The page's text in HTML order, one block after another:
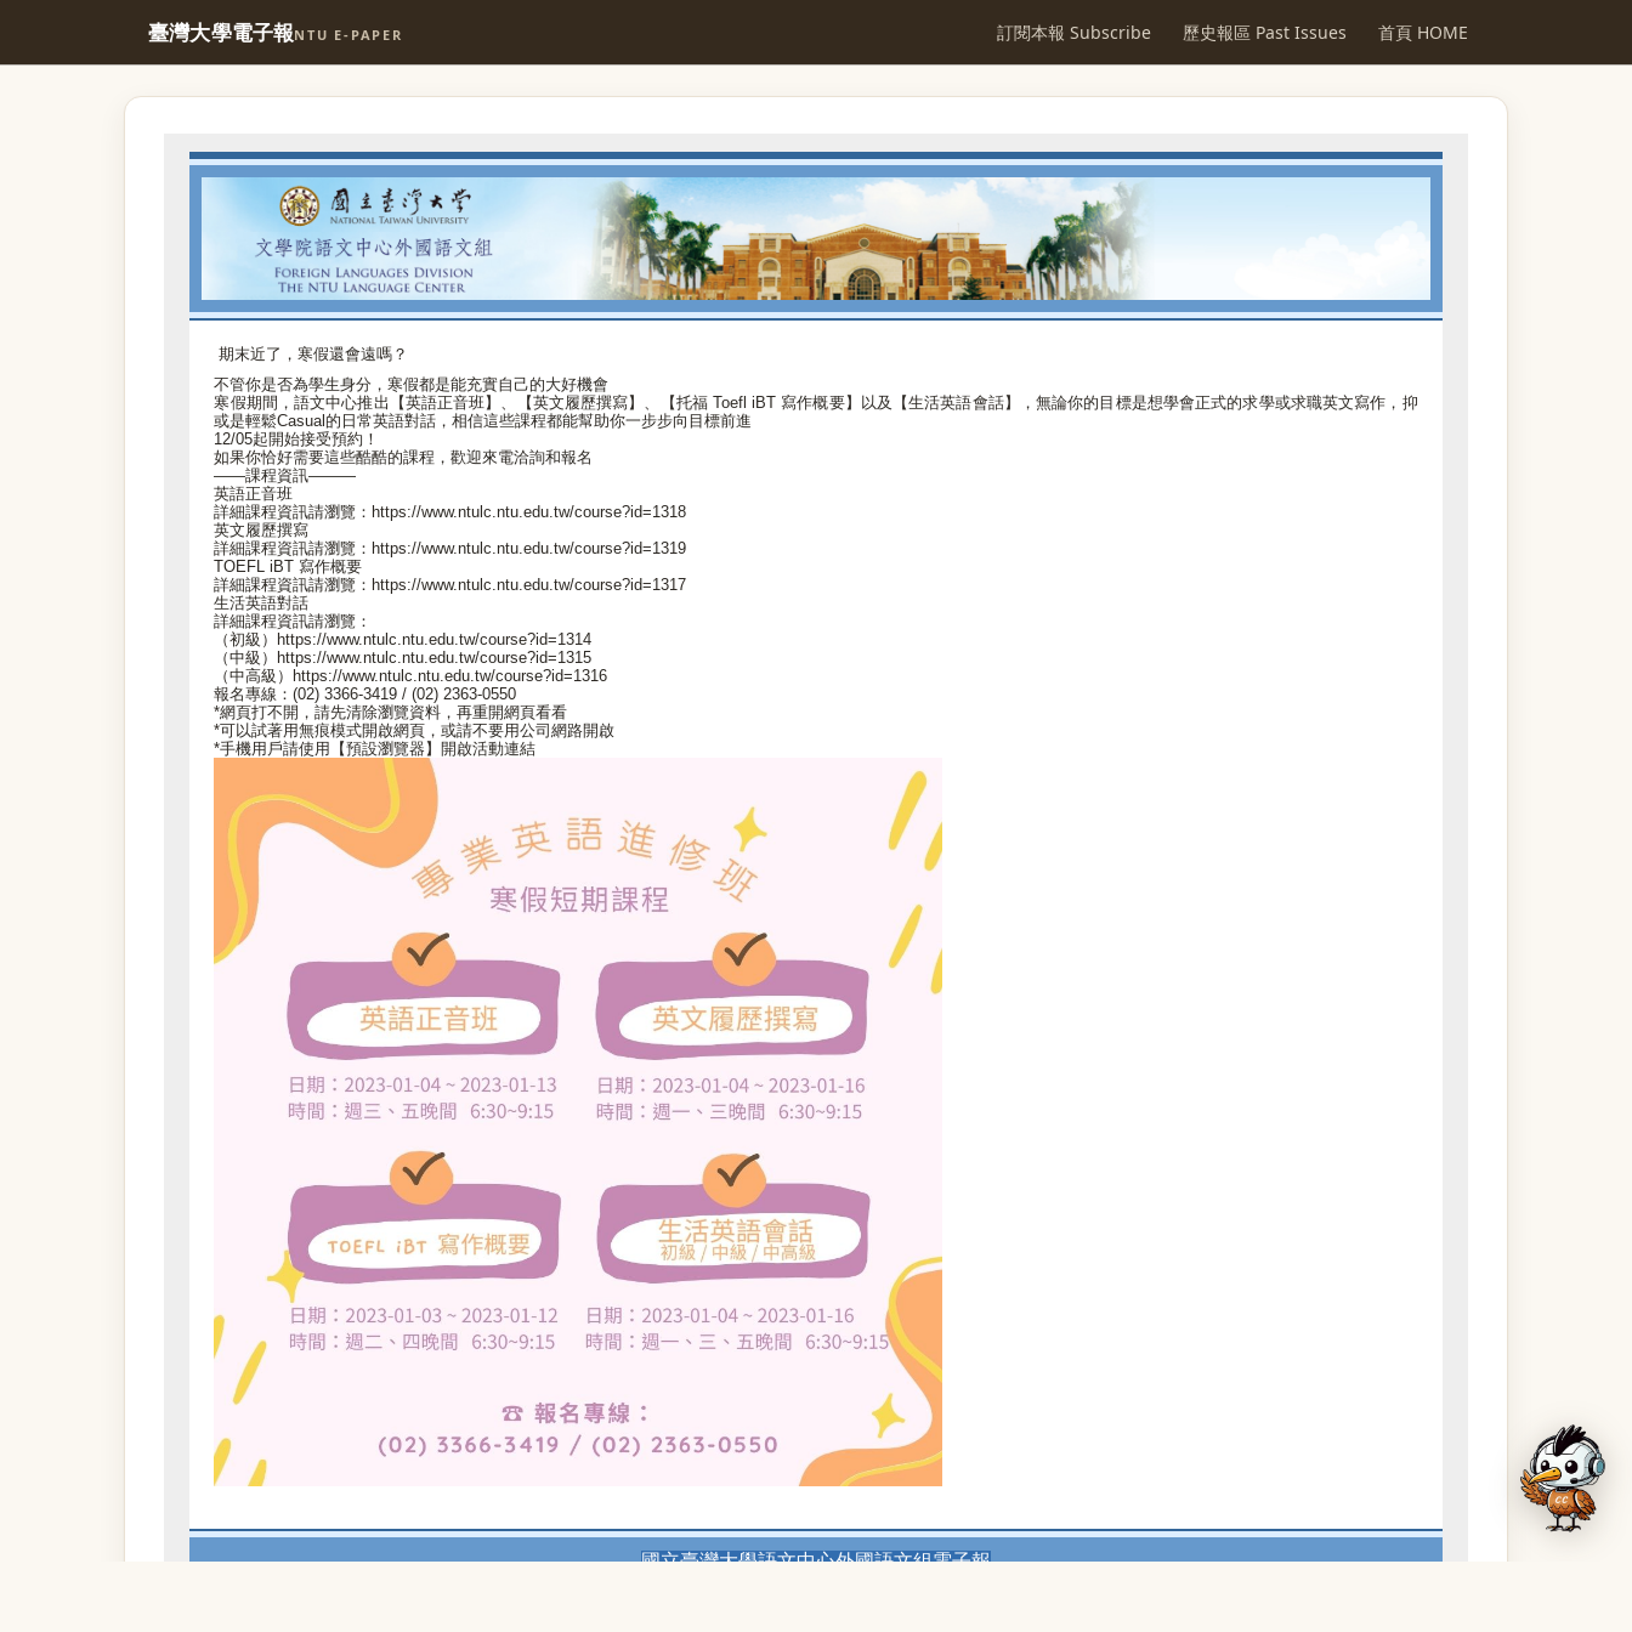
臺灣大學電子報NTU E-PAPER 訂閱本報 Subscribe 歷史報區 Past Issues 首頁 HOME
期末近了，寒假還會遠嗎？
不管你是否為學生身分，寒假都是能充實自己的大好機會
寒假期間，語文中心推出【英語正音班】、【英文履歷撰寫】、【托福 Toefl iBT 寫作概要】以及【生活英語會話】，無論你的目標是想學會正式的求學或求職英文寫作，抑
或是輕鬆Casual的日常英語對話，相信這些課程都能幫助你一步步向目標前進
12/05起開始接受預約！
如果你恰好需要這些酷酷的課程，歡迎來電洽詢和報名
——課程資訊———
英語正音班
詳細課程資訊請瀏覽：https://www.ntulc.ntu.edu.tw/course?id=1318
英文履歷撰寫
詳細課程資訊請瀏覽：https://www.ntulc.ntu.edu.tw/course?id=1319
TOEFL iBT 寫作概要
詳細課程資訊請瀏覽：https://www.ntulc.ntu.edu.tw/course?id=1317
生活英語對話
詳細課程資訊請瀏覽：
（初級）https://www.ntulc.ntu.edu.tw/course?id=1314
（中級）https://www.ntulc.ntu.edu.tw/course?id=1315
（中高級）https://www.ntulc.ntu.edu.tw/course?id=1316
報名專線：(02) 3366-3419 / (02) 2363-0550
*網頁打不開，請先清除瀏覽資料，再重開網頁看看
*可以試著用無痕模式開啟網頁，或請不要用公司網路開啟
*手機用戶請使用【預設瀏覽器】開啟活動連結
國立臺灣大學語文中心外國語文組電子報